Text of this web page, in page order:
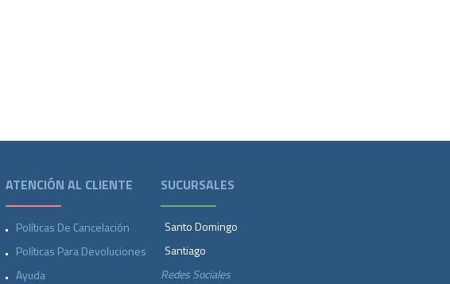
ATENCIÓN AL CLIENTE
Políticas De Cancelación
Políticas Para Devoluciones
Ayuda
SUCURSALES
Santo Domingo
Santiago
Redes Sociales